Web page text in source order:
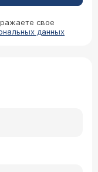
свое
данных